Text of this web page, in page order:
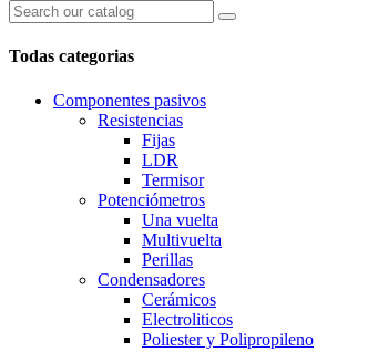
Todas categorias
Componentes pasivos
Resistencias
Fijas
LDR
Termisor
Potenciómetros
Una vuelta
Multivuelta
Perillas
Condensadores
Cerámicos
Electroliticos
Poliester y Polipropileno